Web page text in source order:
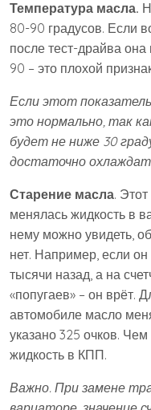
Температура масла.
80-90 градусов. Если
после тест-драйва
90 – это плохой
Если этот
это нормально, так
будет не ниже 30
достаточно
Старение масла.
менялась жидкость в
нему можно увидеть,
нет. Например, если
тысячи назад, а на
«попугаев» – он врёт.
автомобиле масло
указано 325 очков.
жидкость в КПП.
Важно. При замене